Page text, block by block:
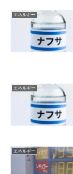
エネルギー
エネルギー
エネルギー